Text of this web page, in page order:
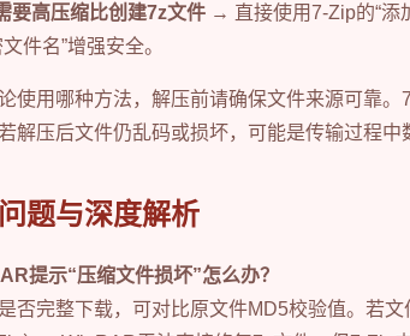
要高压缩比创建7z文件 → 直接使用7-Zip的“添
件名”增强安全。
使用哪种方法，解压前请确保文件来源可靠
解压后文件仍乱码或损坏，可能是传输过程中
题与深度解析
提示“压缩文件损坏”怎么办？
否完整下载，可对比原文件MD5校验值。若